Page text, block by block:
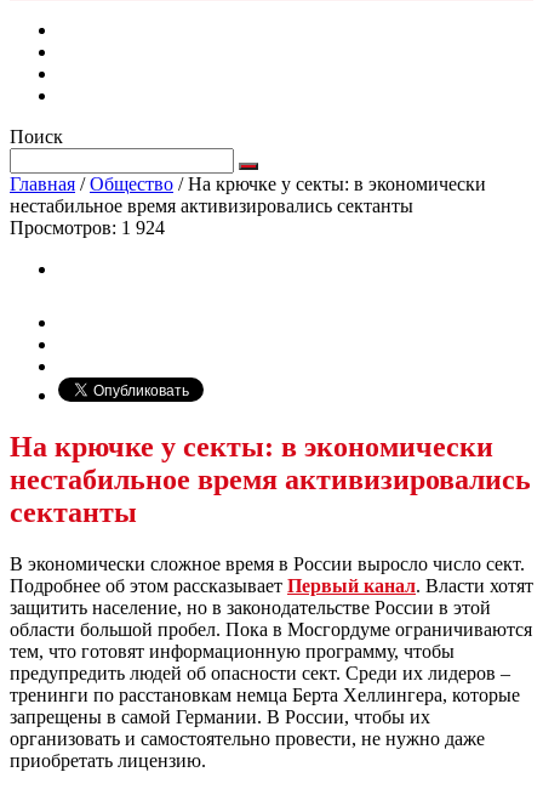
Поиск
Главная /Общество /На крючке у секты: в экономически
нестабильное время активизировались сектанты
Просмотров: 1 924
На крючке у секты: в экономически
нестабильное время активизировались
сектанты
В экономически сложное время в России выросло число сект.
Подробнее об этом рассказывает Первый канал. Власти хотят
защитить население, но в законодательстве России в этой
области большой пробел. Пока в Мосгордуме ограничиваются
тем, что готовят информационную программу, чтобы
предупредить людей об опасности сект. Среди их лидеров –
тренинги по расстановкам немца Берта Хеллингера, которые
запрещены в самой Германии. В России, чтобы их
организовать и самостоятельно провести, не нужно даже
приобретать лицензию.